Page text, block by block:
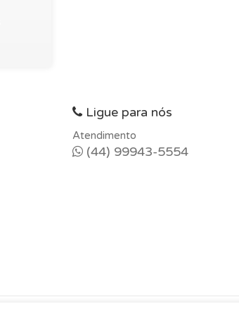
Ligue para nós
Atendimento
(44) 99943-5554